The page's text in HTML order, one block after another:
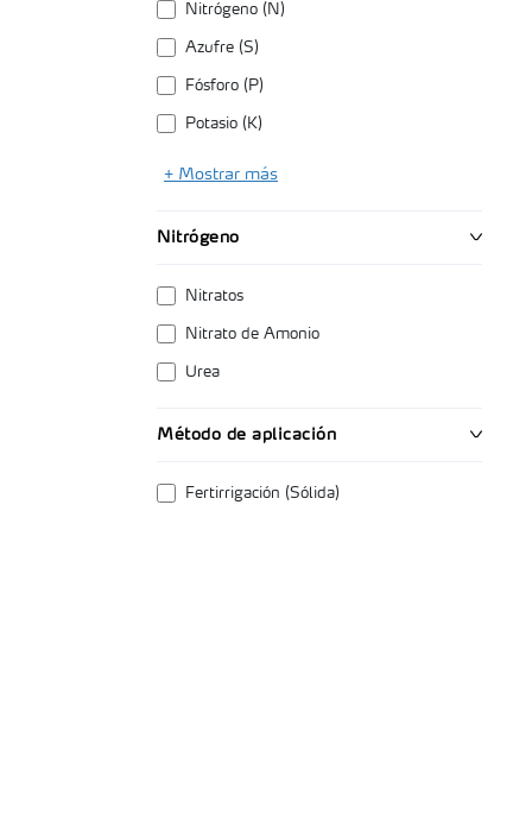
Nitrógeno (N)
Azufre (S)
Fósforo (P)
Potasio (K)
+ Mostrar más
Nitrógeno
Nitratos
Nitrato de Amonio
Urea
Método de aplicación
Fertirrigación (Sólida)